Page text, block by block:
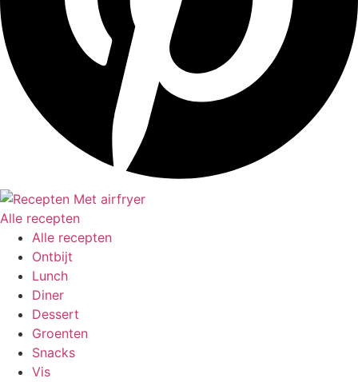
Alle recepten
Alle recepten
Ontbijt
Lunch
Diner
Dessert
Groenten
Snacks
Vis